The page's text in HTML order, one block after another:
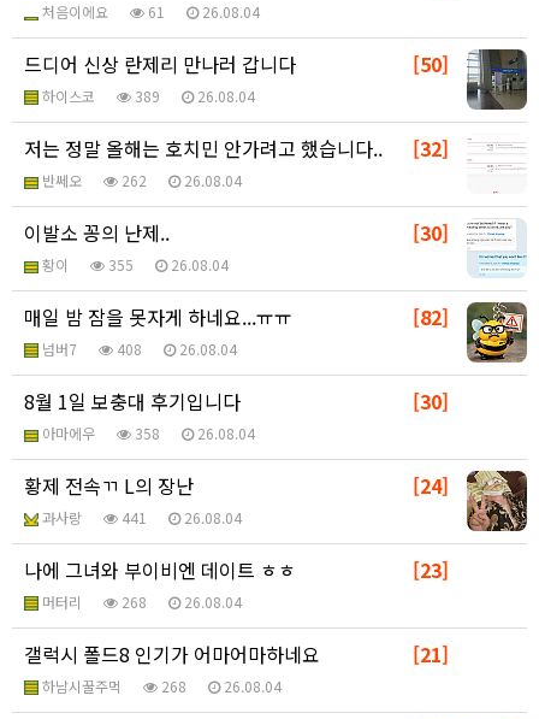
처음이에요 61 26.08.04
[50]
드디어 신상 란제리 만나러 갑니다
하이스코 389 26.08.04
[32]
저는 정말 올해는 호치민 안가려고 했습니다..
반쎄오 262 26.08.04
[30]
이발소 꽁의 난제..
황이 355 26.08.04
[82]
매일 밤 잠을 못자게 하네요...ㅠㅠ
넘버7 408 26.08.04
[30]
8월 1일 보충대 후기입니다
아마에우 358 26.08.04
[24]
황제 전속ㄲ L의 장난
과사랑 441 26.08.04
[23]
나에 그녀와 부이비엔 데이트 ㅎㅎ
머터리 268 26.08.04
[21]
갤럭시 폴드8 인기가 어마어마하네요
하남시꿀주먹 268 26.08.04